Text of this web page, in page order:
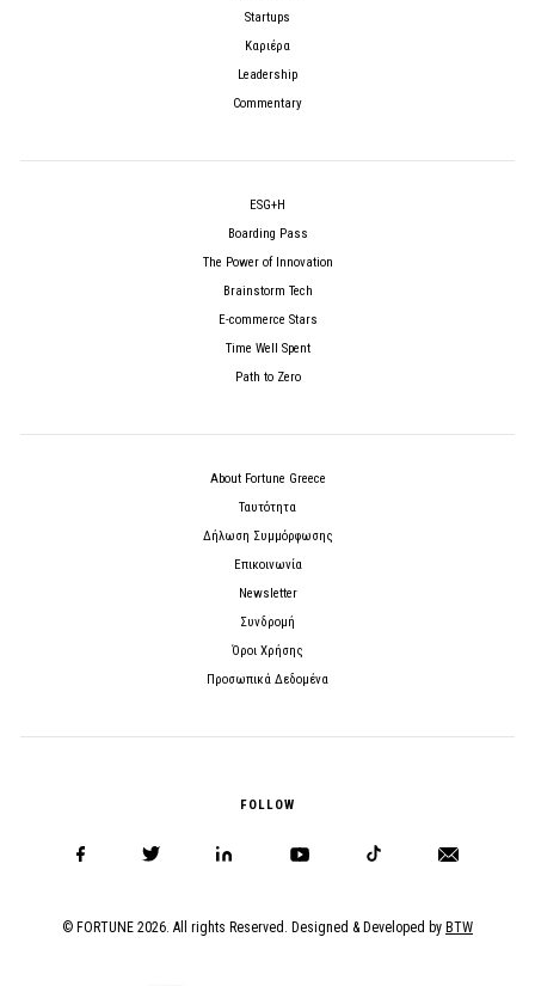
Startups
Καριέρα
Leadership
Commentary
ESG+H
Boarding Pass
The Power of Innovation
Brainstorm Tech
E-commerce Stars
Time Well Spent
Path to Zero
About Fortune Greece
Ταυτότητα
Δήλωση Συμμόρφωσης
Επικοινωνία
Newsletter
Συνδρομή
Όροι Χρήσης
Προσωπικά Δεδομένα
FOLLOW
© FORTUNE 2026. All rights Reserved. Designed & Developed by BTW